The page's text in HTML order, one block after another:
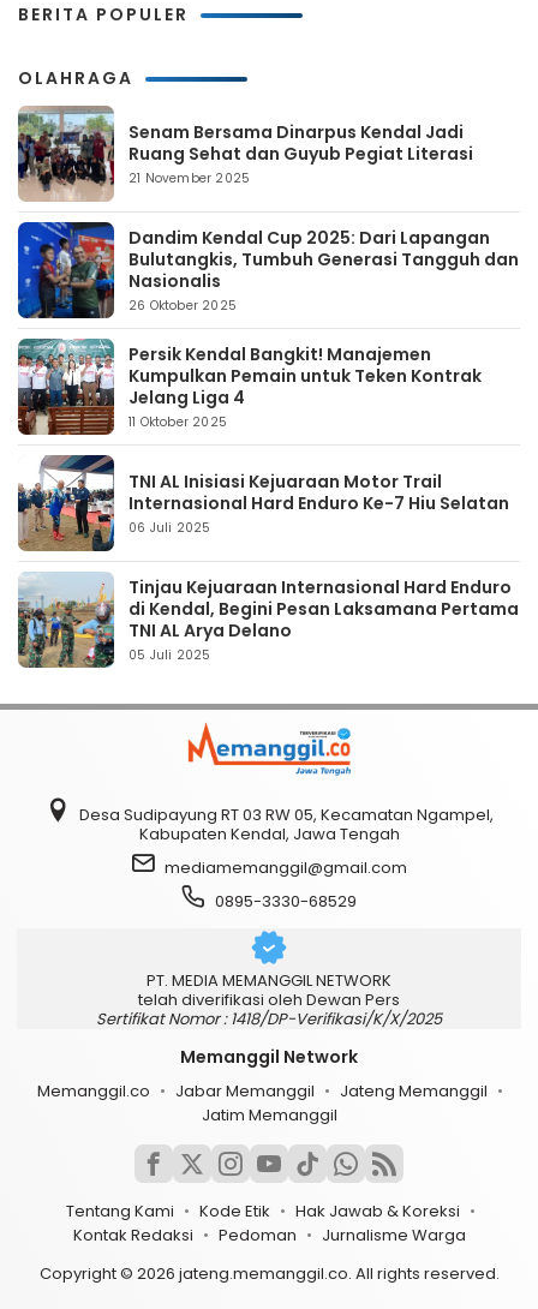
BERITA POPULER
OLAHRAGA
Senam Bersama Dinarpus Kendal Jadi
Ruang Sehat dan Guyub Pegiat Literasi
21 November 2025
Dandim Kendal Cup 2025: Dari Lapangan
Bulutangkis, Tumbuh Generasi Tangguh dan
Nasionalis
26 Oktober 2025
Persik Kendal Bangkit! Manajemen
Kumpulkan Pemain untuk Teken Kontrak
Jelang Liga 4
11 Oktober 2025
TNI AL Inisiasi Kejuaraan Motor Trail
Internasional Hard Enduro Ke-7 Hiu Selatan
06 Juli 2025
Tinjau Kejuaraan Internasional Hard Enduro
di Kendal, Begini Pesan Laksamana Pertama
TNI AL Arya Delano
05 Juli 2025
Desa Sudipayung RT 03 RW 05, Kecamatan Ngampel,
Kabupaten Kendal, Jawa Tengah
mediamemanggil@gmail.com
0895-3330-68529
PT. MEDIA MEMANGGIL NETWORK
telah diverifikasi oleh Dewan Pers
Sertifikat Nomor : 1418/DP-Verifikasi/K/X/2025
Memanggil Network
Memanggil.co Jabar Memanggil
Jateng Memanggil
Jatim Memanggil
Tentang Kami Kode Etik
Hak Jawab & Koreksi
Kontak Redaksi
Pedoman
Jurnalisme Warga
Copyright © 2026 jateng.memanggil.co. All rights reserved.